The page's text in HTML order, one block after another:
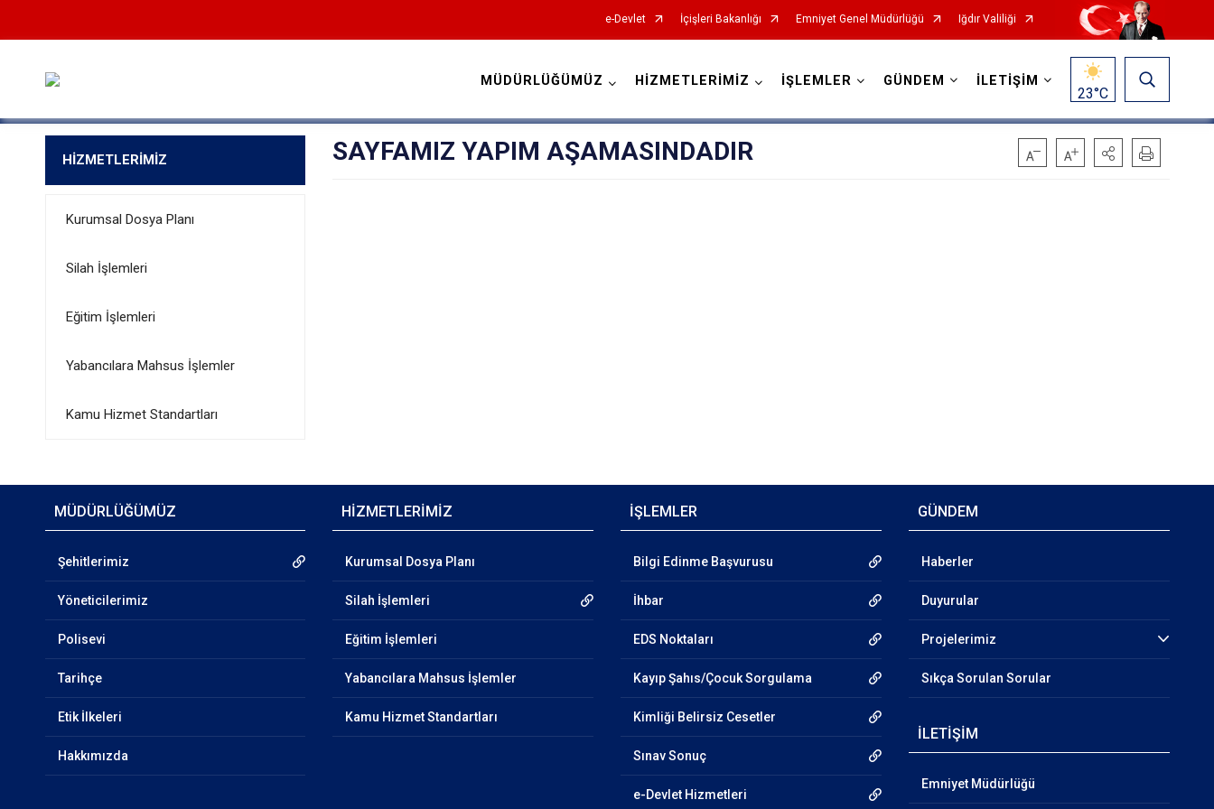
e-Devlet İçişleri Bakanlığı Emniyet Genel Müdürlüğü Iğdır Valiliği
MÜDÜRLÜĞÜMÜZ HİZMETLERİMİZ İŞLEMLER GÜNDEM İLETİŞİM
23°C
HİZMETLERİMİZ
Kurumsal Dosya Planı
Silah İşlemleri
Eğitim İşlemleri
Yabancılara Mahsus İşlemler
Kamu Hizmet Standartları
SAYFAMIZ YAPIM AŞAMASINDADIR
MÜDÜRLÜĞÜMÜZ
Şehitlerimiz
Yöneticilerimiz
Polisevi
Tarihçe
Etik İlkeleri
Hakkımızda
HİZMETLERİMİZ
Kurumsal Dosya Planı
Silah İşlemleri
Eğitim İşlemleri
Yabancılara Mahsus İşlemler
Kamu Hizmet Standartları
İŞLEMLER
Bilgi Edinme Başvurusu
İhbar
EDS Noktaları
Kayıp Şahıs/Çocuk Sorgulama
Kimliği Belirsiz Cesetler
Sınav Sonuç
e-Devlet Hizmetleri
GÜNDEM
Haberler
Duyurular
Projelerimiz
Sıkça Sorulan Sorular
İLETİŞİM
Emniyet Müdürlüğü